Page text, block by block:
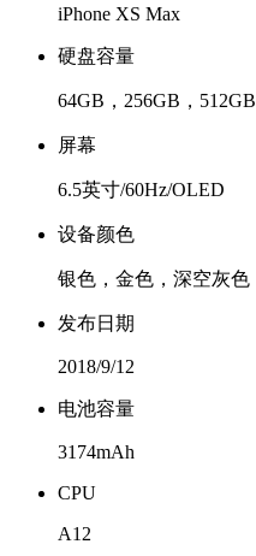
iPhone XS Max
硬盘容量
64GB，256GB，512GB
屏幕
6.5英寸/60Hz/OLED
设备颜色
银色，金色，深空灰色
发布日期
2018/9/12
电池容量
3174mAh
CPU
A12